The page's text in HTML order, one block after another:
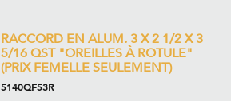
RACCORD EN ALUM. 3 X 2 1/2 X 3
5/16 QST "OREILLES À ROTULE"
(PRIX FEMELLE SEULEMENT)
5140QF53R